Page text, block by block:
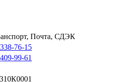
Почта, СДЭК
76-15
99-61